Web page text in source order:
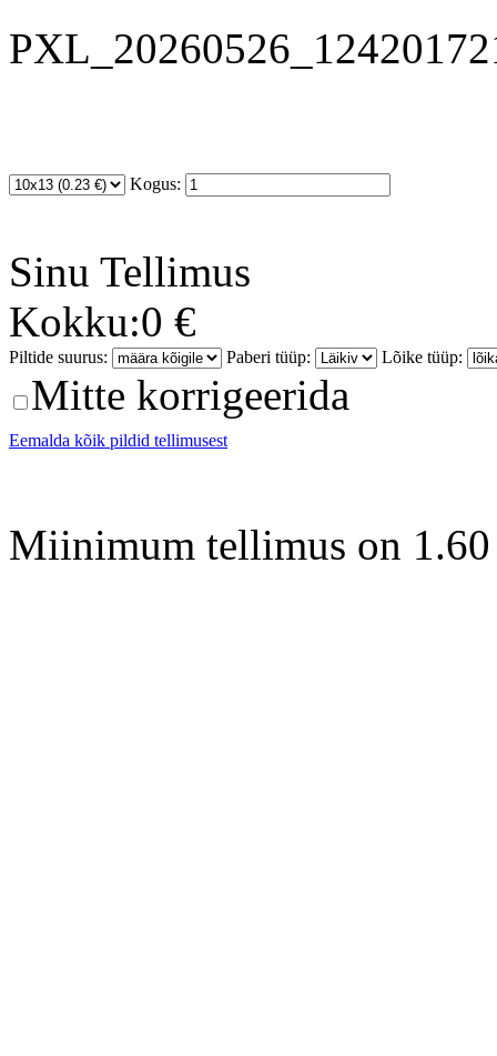
Kogus:
Sinu Tellimus
Kokku:0 €
Piltide suurus: Paberi tüüp: Lõike tüüp:
Mitte korrigeerida
Eemalda kõik pildid tellimusest
Miinimum tellimus on